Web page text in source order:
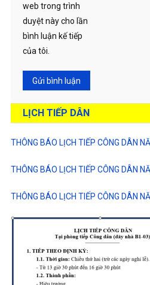
web trong trình
duyệt này cho lần
bình luận kế tiếp
của tôi.
LỊCH TIẾP DÂN
THÔNG BÁO LỊCH TIẾP CÔNG DÂN
THÔNG BÁO LỊCH TIẾP CÔNG DÂN
THÔNG BÁO LỊCH TIẾP CÔNG DÂN